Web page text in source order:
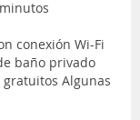
conexión Wi-Fi
baño privado
Algunas